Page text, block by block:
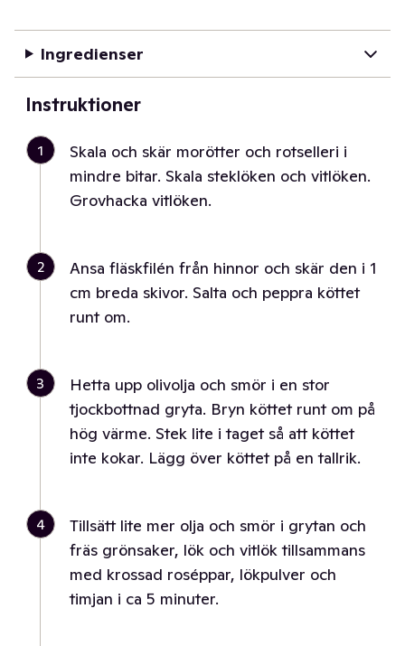
Ingredienser
Instruktioner
1
Skala och skär morötter och rotselleri i
mindre bitar. Skala steklöken och vitlöken.
Grovhacka vitlöken.
2
Ansa fläskfilén från hinnor och skär den i 1
cm breda skivor. Salta och peppra köttet
runt om.
3
Hetta upp olivolja och smör i en stor
tjockbottnad gryta. Bryn köttet runt om på
hög värme. Stek lite i taget så att köttet
inte kokar. Lägg över köttet på en tallrik.
4
Tillsätt lite mer olja och smör i grytan och
fräs grönsaker, lök och vitlök tillsammans
med krossad roséppar, lökpulver och
timjan i ca 5 minuter.